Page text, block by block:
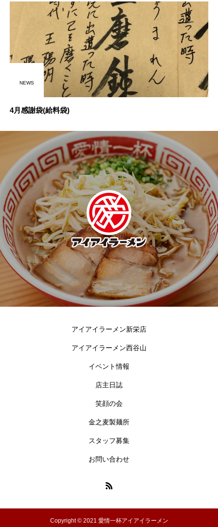
NEWS
4月感謝袋(給料袋)
アイアイラーメン新栄店
アイアイラーメン西谷山
イベント情報
店主日誌
笑顔の会
金之麦製麺所
スタッフ募集
お問い合わせ
Copyright © 2021 愛情一杯アイアイラーメン